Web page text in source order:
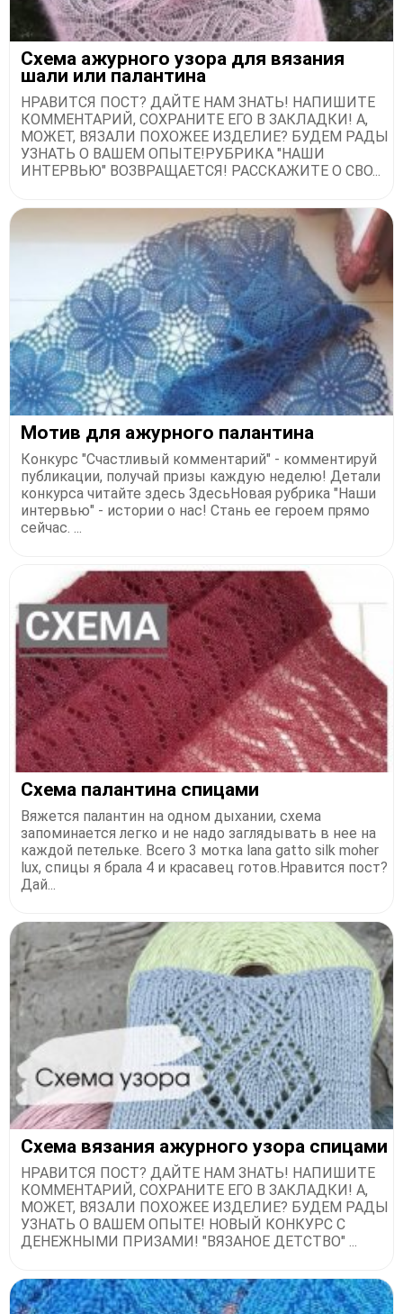
Схема ажурного узора для вязания
шали или палантина
НРАВИТСЯ ПОСТ? ДАЙТЕ НАМ ЗНАТЬ! НАПИШИТЕ
КОММЕНТАРИЙ, СОХРАНИТЕ ЕГО В ЗАКЛАДКИ! А,
МОЖЕТ, ВЯЗАЛИ ПОХОЖЕЕ ИЗДЕЛИЕ? БУДЕМ РАДЫ
УЗНАТЬ О ВАШЕМ ОПЫТЕ!РУБРИКА "НАШИ
ИНТЕРВЬЮ" ВОЗВРАЩАЕТСЯ! РАССКАЖИТЕ О СВО...
Мотив для ажурного палантина
Конкурс "Счастливый комментарий" - комментируй
публикации, получай призы каждую неделю! Детали
конкурса читайте здесь ЗдесьНовая рубрика "Наши
интервью" - истории о нас! Стань ее героем прямо
сейчас. ...
Схема палантина спицами
Вяжется палантин на одном дыхании, схема
запоминается легко и не надо заглядывать в нее на
каждой петельке. Всего 3 мотка lana gatto silk moher
lux, спицы я брала 4 и красавец готов.Нравится пост?
Дай...
Схема вязания ажурного узора спицами
НРАВИТСЯ ПОСТ? ДАЙТЕ НАМ ЗНАТЬ! НАПИШИТЕ
КОММЕНТАРИЙ, СОХРАНИТЕ ЕГО В ЗАКЛАДКИ! А,
МОЖЕТ, ВЯЗАЛИ ПОХОЖЕЕ ИЗДЕЛИЕ? БУДЕМ РАДЫ
УЗНАТЬ О ВАШЕМ ОПЫТЕ! НОВЫЙ КОНКУРС С
ДЕНЕЖНЫМИ ПРИЗАМИ! "ВЯЗАНОЕ ДЕТСТВО" ...